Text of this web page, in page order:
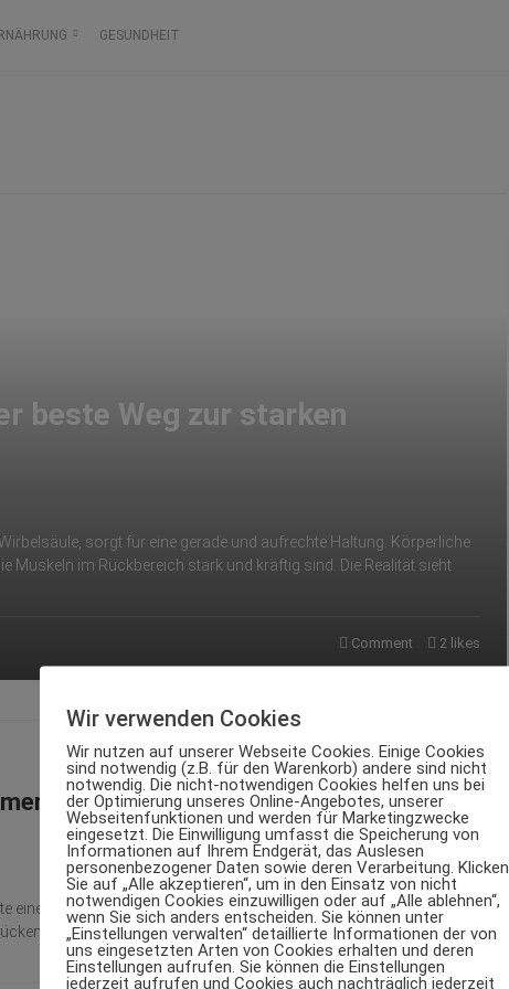
GESUNDHEIT
beste Weg zur starken
sorgt für eine gerade und aufrechte Haltung. Körperliche
Muskeln im Rückbereich stark und kräftig sind. Die Realität sieht
Comment 2 likes
wirksam
eine große Zahl von Menschen
können schnell
Wir verwenden Cookies
Wir nutzen auf unserer Webseite Cookies. Einige Cookies
sind notwendig (z.B. für den Warenkorb) andere sind nicht
notwendig. Die nicht-notwendigen Cookies helfen uns bei
der Optimierung unseres Online-Angebotes, unserer
Webseitenfunktionen und werden für Marketingzwecke
eingesetzt. Die Einwilligung umfasst die Speicherung von
Informationen auf Ihrem Endgerät, das Auslesen
personenbezogener Daten sowie deren Verarbeitung. Klicken
Sie auf „Alle akzeptieren“, um in den Einsatz von nicht
notwendigen Cookies einzuwilligen oder auf „Alle ablehnen“,
wenn Sie sich anders entscheiden. Sie können unter
„Einstellungen verwalten“ detaillierte Informationen der von
uns eingesetzten Arten von Cookies erhalten und deren
Einstellungen aufrufen. Sie können die Einstellungen
jederzeit aufrufen und Cookies auch nachträglich jederzeit